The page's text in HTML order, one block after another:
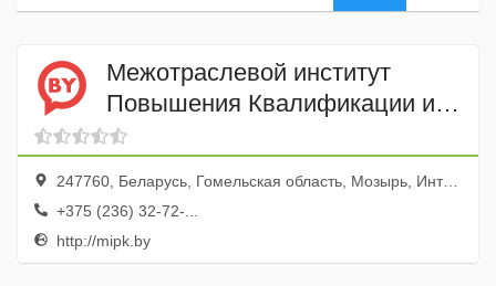
Межотраслевой институт
Повышения Квалификации и
Переподготовки Кадров по
Менеджменту и Развитию
Персонала БНТУ
247760, Беларусь, Гомельская область, Мозырь, Интернациональная улица, 59
+375 (236) 32-72-...
http://mipk.by